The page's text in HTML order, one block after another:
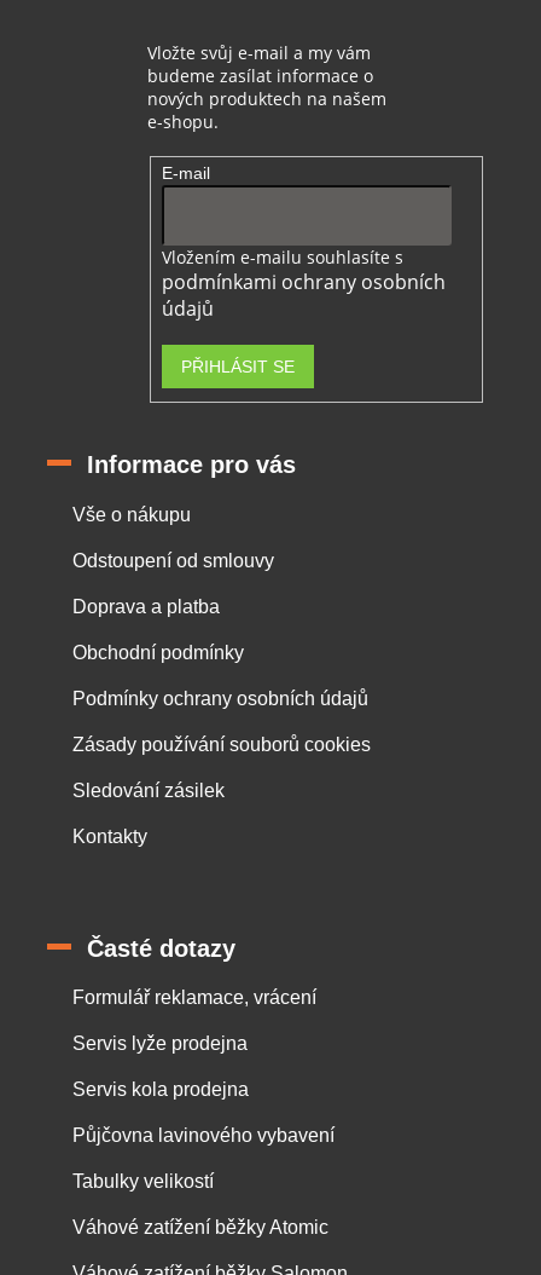
Vložte svůj e-mail a my vám
budeme zasílat informace o
nových produktech na našem
e-shopu.
E-mail
Vložením e-mailu souhlasíte s
podmínkami ochrany osobních
údajů
PŘIHLÁSIT SE
Informace pro vás
Vše o nákupu
Odstoupení od smlouvy
Doprava a platba
Obchodní podmínky
Podmínky ochrany osobních údajů
Zásady používání souborů cookies
Sledování zásilek
Kontakty
Časté dotazy
Formulář reklamace, vrácení
Servis lyže prodejna
Servis kola prodejna
Půjčovna lavinového vybavení
Tabulky velikostí
Váhové zatížení běžky Atomic